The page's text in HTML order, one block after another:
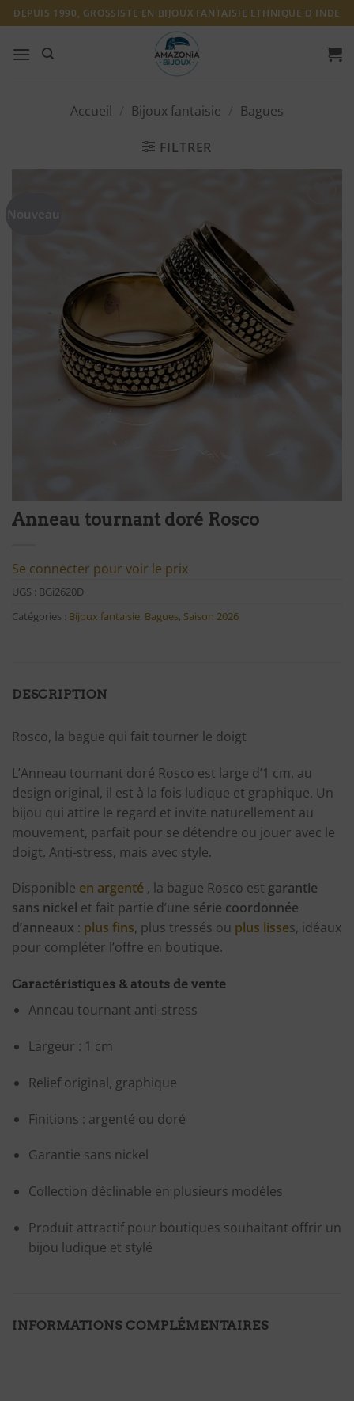
Passer
au
contenu
DEPUIS 1990, GROSSISTE EN BIJOUX FANTAISIE ETHNIQUE D'INDE
Accueil Bijoux fantaisie Bagues
FILTRER
Anneau tournant doré Rosco
Se connecter pour voir le prix
UGS : BGi2620D
Catégories : Bijoux fantaisie, Bagues, Saison 2026
DESCRIPTION
Rosco, la bague qui fait tourner le doigt
L’Anneau tournant doré Rosco est large d’1 cm, au
design original, il est à la fois ludique et graphique. Un
bijou qui attire le regard et invite naturellement au
mouvement, parfait pour se détendre ou jouer avec le
doigt. Anti-stress, mais avec style.
Disponible en argenté , la bague Rosco est garantie
sans nickel et fait partie d’une série coordonnée
d’anneaux : plus fins, plus tressés ou plus lisses, idéaux
pour compléter l’offre en boutique.
Caractéristiques & atouts de vente
Anneau tournant anti-stress
Largeur : 1 cm
Relief original, graphique
Finitions : argenté ou doré
Garantie sans nickel
Collection déclinable en plusieurs modèles
Produit attractif pour boutiques souhaitant offrir un
bijou ludique et stylé
INFORMATIONS COMPLÉMENTAIRES